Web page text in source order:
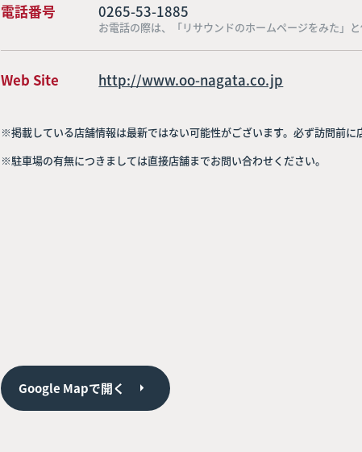
電話番号 0265-53-1885
お電話の際は、「リサウンドのホームページをみた」
Web Site http://www.oo-nagata.co.jp
※掲載している店舗情報は最新ではない可能性がございます。必ず訪問前に
※駐車場の有無につきましては直接店舗までお問い合わせください。
Google Mapで開く